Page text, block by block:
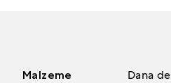
Malzeme Dana